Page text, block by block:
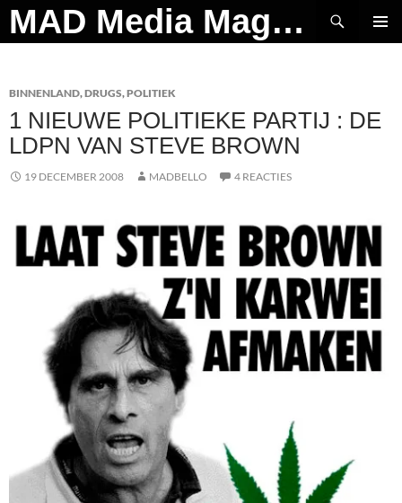
Ga
naar
MAD Media Magazine
Zoeken
BINNENLAND,DRUGS,POLITIEK
1 NIEUWE POLITIEKE PARTIJ : DE
LDPN VAN STEVE BROWN
19 DECEMBER 2008 MADBELLO 4 REACTIES